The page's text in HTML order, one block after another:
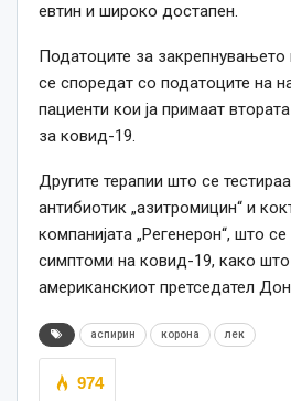
евтин и широко достапен.
Податоците за закрепнувањето
се споредат со податоците на
пациенти кои ја примаат
за ковид-19.
Другите терапии што се
антибиотик „азитромицин“ и
компанијата „Регенерон“, што
симптоми на ковид-19, како
американскиот претседател
аспирин корона лек
974